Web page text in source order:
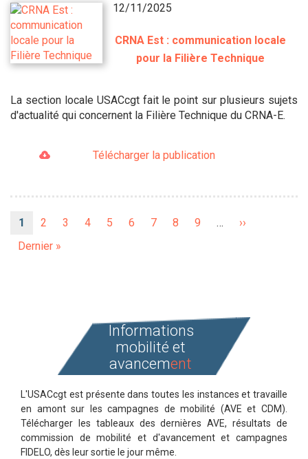
12/11/2025
CRNA Est : communication locale
pour la Filière Technique
La section locale USACcgt fait le point sur plusieurs sujets
d'actualité qui concernent la Filière Technique du CRNA-E.
Télécharger la publication
Page
1 Page
2 Page
3 Page
4 Page
5 Page
6 Page
7 Page
8 Page
9 …
Page
››
Dernière
Dernier »
Informations
mobilité et
avancement
L'USACcgt est présente dans toutes les instances et travaille
en amont sur les campagnes de mobilité (AVE et CDM).
Télécharger les tableaux des dernières AVE, résultats de
commission de mobilité et d'avancement et campagnes
FIDELO, dès leur sortie le jour même.